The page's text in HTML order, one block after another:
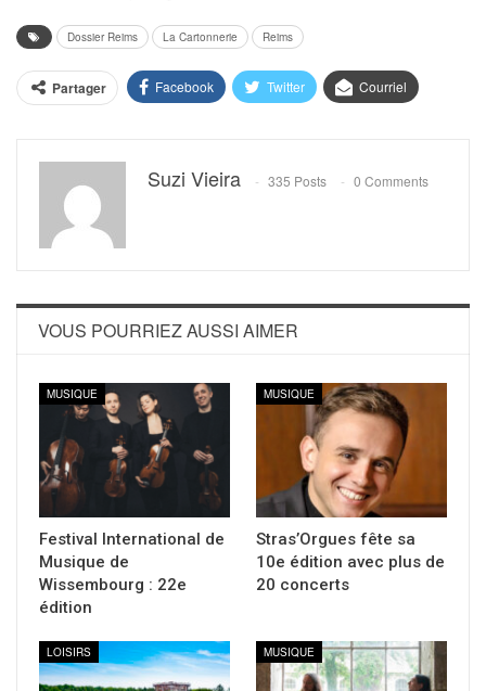
Dossier Reims La Cartonnerie Reims
Partager Facebook Twitter Courriel
Suzi Vieira 335 Posts 0 Comments
VOUS POURRIEZ AUSSI AIMER
MUSIQUE
Festival International de
Musique de
Wissembourg : 22e
édition
MUSIQUE
Stras’Orgues fête sa
10e édition avec plus de
20 concerts
LOISIRS MUSIQUE